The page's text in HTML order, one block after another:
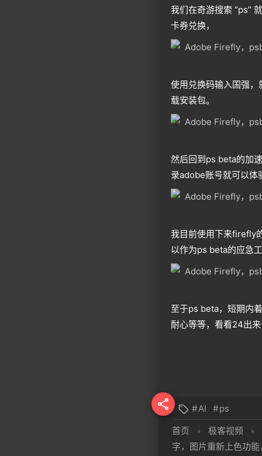
我们在奇游搜索 “ps”
卡券兑换，
使用兑换码输入国强
载安装包。
然后回到ps beta的加
录adobe账号就可以体
我目前使用下来firefly
以作为ps beta的应急
至于ps beta，短期内
耐心等等，看看24出
  #AI #ps
首页
• 极客视频
•
字，图片重新上色功